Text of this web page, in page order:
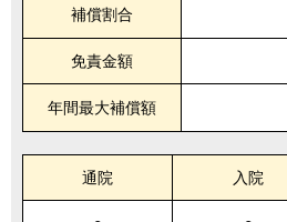
補償割合
免責金額
年間最大補償額
通院 入院